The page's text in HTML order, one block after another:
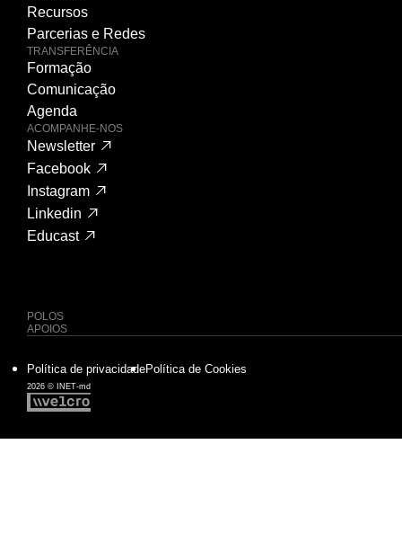
Recursos
Parcerias e Redes
TRANSFERÊNCIA
Formação
Comunicação
Agenda
ACOMPANHE-NOS
Newsletter
Facebook
Instagram
Linkedin
Educast
POLOS
APOIOS
2026 © INET-md
Política de privacidadePolítica de Cookies